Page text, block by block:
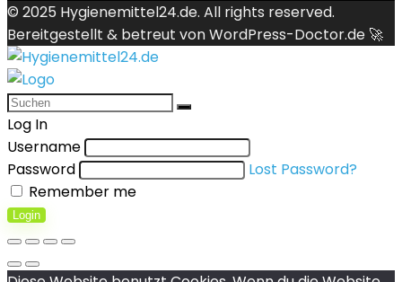
© 2025 Hygienemittel24.de. All rights reserved.
Bereitgestellt & betreut vonWordPress-Doctor.de 🚀
Log In
Username
Password
Lost Password?
Remember me
Login